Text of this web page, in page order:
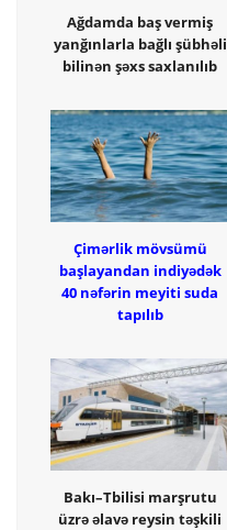
Ağdamda baş vermiş
yanğınlarla bağlı şübhəli
bilinən şəxs saxlanılıb
Çimərlik mövsümü
başlayandan indiyədək
40 nəfərin meyiti suda
tapılıb
Bakı–Tbilisi marşrutu
üzrə əlavə reysin təşkili